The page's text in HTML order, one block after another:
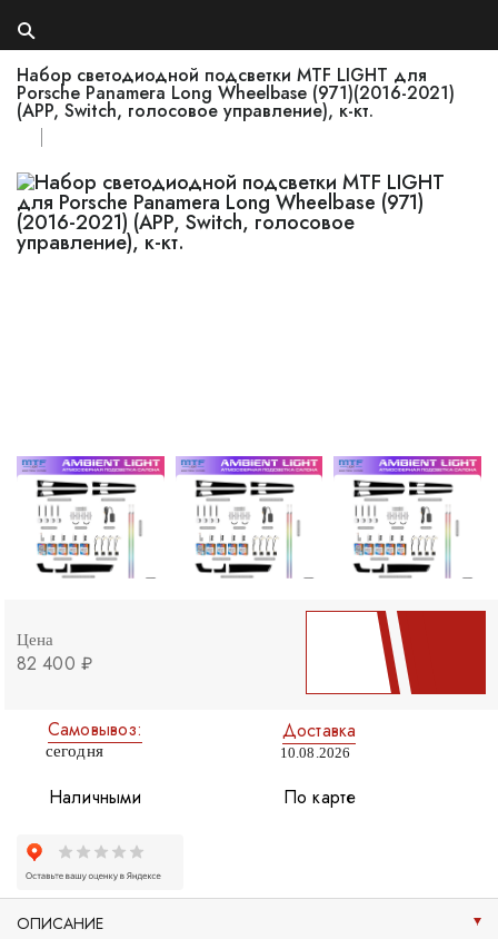
Набор светодиодной подсветки MTF LIGHT для
Porsche Panamera Long Wheelbase (971)(2016-2021)
(APP, Switch, голосовое управление), к-кт.
Цена
82 400 ₽
Самовывоз:
сегодня
Доставка
10.08.2026
Наличными По карте
ОПИСАНИЕ